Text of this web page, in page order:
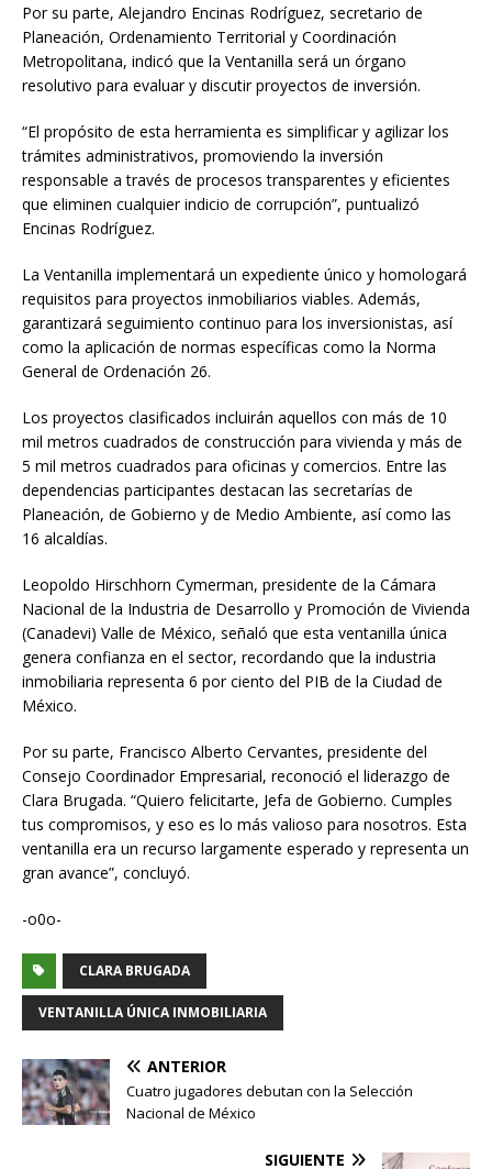
Por su parte, Alejandro Encinas Rodríguez, secretario de
Planeación, Ordenamiento Territorial y Coordinación
Metropolitana, indicó que la Ventanilla será un órgano
resolutivo para evaluar y discutir proyectos de inversión.
“El propósito de esta herramienta es simplificar y agilizar los
trámites administrativos, promoviendo la inversión
responsable a través de procesos transparentes y eficientes
que eliminen cualquier indicio de corrupción”, puntualizó
Encinas Rodríguez.
La Ventanilla implementará un expediente único y homologará
requisitos para proyectos inmobiliarios viables. Además,
garantizará seguimiento continuo para los inversionistas, así
como la aplicación de normas específicas como la Norma
General de Ordenación 26.
Los proyectos clasificados incluirán aquellos con más de 10
mil metros cuadrados de construcción para vivienda y más de
5 mil metros cuadrados para oficinas y comercios. Entre las
dependencias participantes destacan las secretarías de
Planeación, de Gobierno y de Medio Ambiente, así como las
16 alcaldías.
Leopoldo Hirschhorn Cymerman, presidente de la Cámara
Nacional de la Industria de Desarrollo y Promoción de Vivienda
(Canadevi) Valle de México, señaló que esta ventanilla única
genera confianza en el sector, recordando que la industria
inmobiliaria representa 6 por ciento del PIB de la Ciudad de
México.
Por su parte, Francisco Alberto Cervantes, presidente del
Consejo Coordinador Empresarial, reconoció el liderazgo de
Clara Brugada. “Quiero felicitarte, Jefa de Gobierno. Cumples
tus compromisos, y eso es lo más valioso para nosotros. Esta
ventanilla era un recurso largamente esperado y representa un
gran avance”, concluyó.
-o0o-
CLARA BRUGADA
VENTANILLA ÚNICA INMOBILIARIA
ANTERIOR
Cuatro jugadores debutan con la Selección
Nacional de México
SIGUIENTE